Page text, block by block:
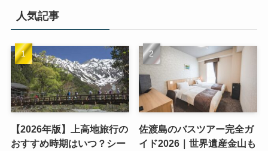
人気記事
【2026年版】上高地旅行の
おすすめ時期はいつ？シー
佐渡島のバスツアー完全ガ
イド2026｜世界遺産金山も